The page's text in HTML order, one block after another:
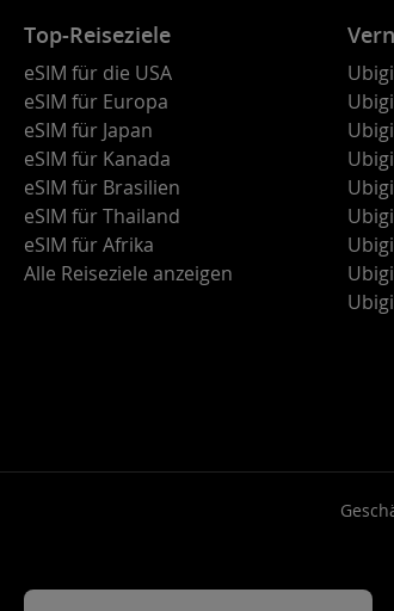
Top-Reiseziele
eSIM für die USA
eSIM für Europa
eSIM für Japan
eSIM für Kanada
eSIM für Brasilien
eSIM für Thailand
eSIM für Afrika
Alle Reiseziele anzeigen